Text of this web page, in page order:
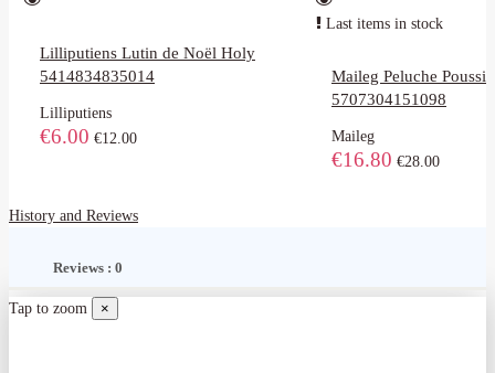
Lilliputiens Lutin de Noël Holy
5414834835014
Lilliputiens
€6.00 €12.00
Last items in stock
Maileg Peluche
5707304151098
Maileg
€16.80 €28.00
History and Reviews
Reviews : 0
Tap to zoom ×